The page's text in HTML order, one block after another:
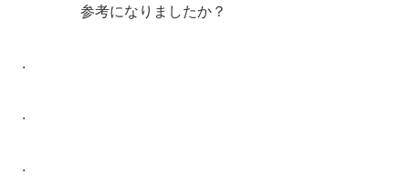
参考になりましたか？
.
.
.